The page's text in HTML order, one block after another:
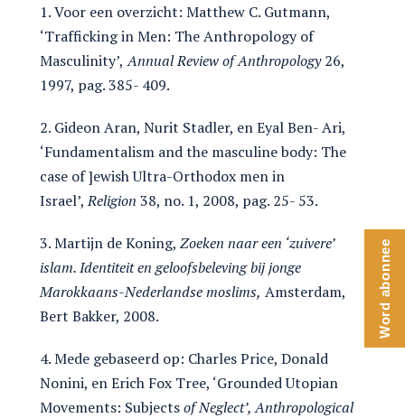
1. Voor een overzicht: Matthew C. Gutmann,
‘Trafficking in Men: The Anthropology of
Masculinity’, Annual Review of Anthropology26,
1997, pag. 385- 409.
2. Gideon Aran, Nurit Stadler, en Eyal Ben- Ari,
‘Fundamentalism and the masculine body: The
case of ]ewish Ultra-Orthodox men in
Israel’,Religion 38, no. 1, 2008, pag. 25- 53.
3. Martijn de Koning, Zoeken naar een ‘zuivere’
islam. Identiteit en geloofsbelevingbij jonge
Marokkaans-Nederlandse moslims, Amsterdam,
Bert Bakker, 2008.
4. Mede gebaseerd op: Charles Price, Donald
Nonini, en Erich Fox Tree, ‘Grounded Utopian
Movements: Subjectsof Neglect’, Anthropological
Word abonnee